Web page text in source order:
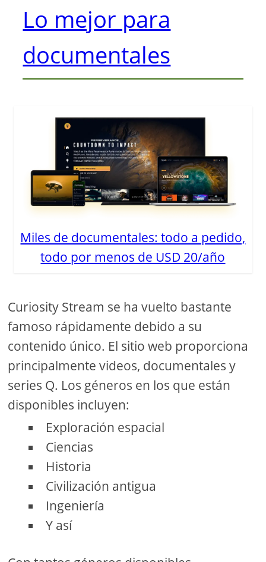
Lo mejor para
documentales
Miles de documentales: todo a pedido,
todo por menos de USD 20/año
Curiosity Stream se ha vuelto bastante
famoso rápidamente debido a su
contenido único. El sitio web proporciona
principalmente videos, documentales y
series Q. Los géneros en los que están
disponibles incluyen:
Exploración espacial
Ciencias
Historia
Civilización antigua
Ingeniería
Y así